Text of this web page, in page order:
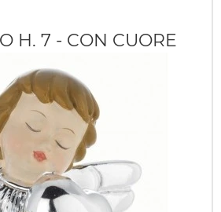
H. 7 - CON CUORE